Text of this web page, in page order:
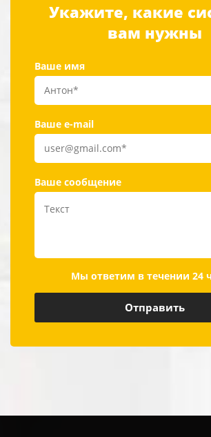
Укажите, какие
вам нужны
Ваше имя
Ваше e-mail
Ваше сообщение
Мы ответим в течении 24